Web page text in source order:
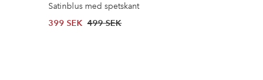
Satinblus med spetskant
399 SEK 499 SEK